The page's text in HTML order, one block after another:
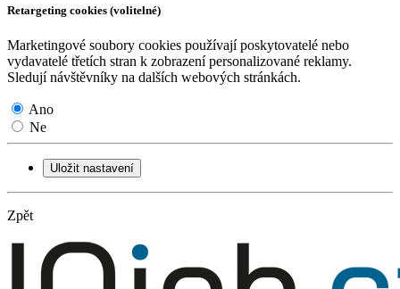
Retargeting cookies (volitelné)
Marketingové soubory cookies používají poskytovatelé nebo
vydavatelé třetích stran k zobrazení personalizované reklamy.
Sledují návštěvníky na dalších webových stránkách.
Ano
Ne
Uložit nastavení
Zpět